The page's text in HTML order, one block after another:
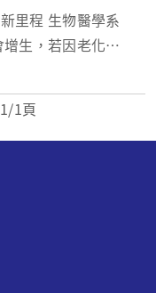
醫學系
鑑於眼角膜捐贈無
物醫學系梅雅俊副
1/1頁